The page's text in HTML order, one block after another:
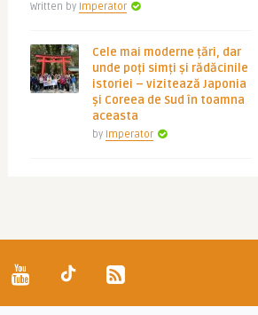
Written by Imperator
Cele mai moderne țări, dar
unde poți simți și rădăcinile
istoriei – vizitează Japonia
și Coreea de Sud în toamna
aceasta
by Imperator